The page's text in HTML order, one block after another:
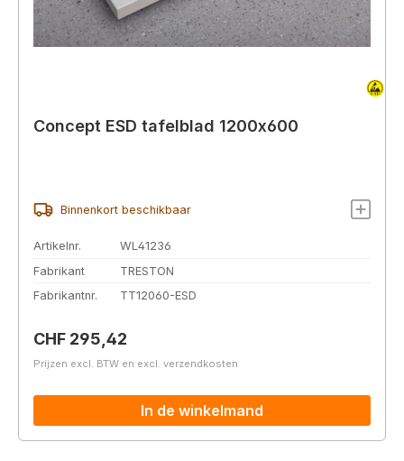
Concept ESD tafelblad 1200x600
Binnenkort beschikbaar
Artikelnr.
WL41236
Fabrikant
TRESTON
Fabrikantnr.
TT12060-ESD
Normale prijs:
CHF 295,42
Prijzen excl. BTW en excl. verzendkosten
In de winkelmand